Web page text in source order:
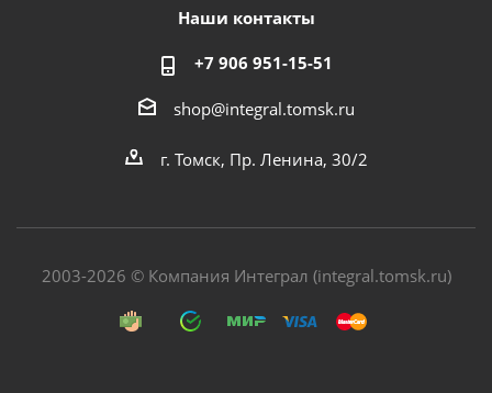
Наши контакты
+7 906 951-15-51
shop@integral.tomsk.ru
г. Томск, Пр. Ленина, 30/2
2003-2026 © Компания Интеграл (integral.tomsk.ru)